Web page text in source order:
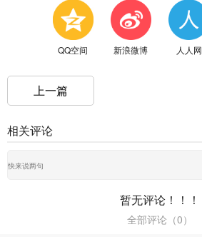
QQ空间 新浪微博 人人网
上一篇
相关评论
暂无评论！！！
全部评论（0）